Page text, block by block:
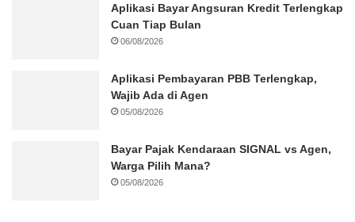
Aplikasi Bayar Angsuran Kredit Terlengkap
Cuan Tiap Bulan
06/08/2026
Aplikasi Pembayaran PBB Terlengkap,
Wajib Ada di Agen
05/08/2026
Bayar Pajak Kendaraan SIGNAL vs Agen,
Warga Pilih Mana?
05/08/2026